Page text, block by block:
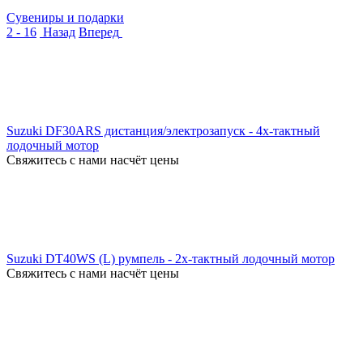
Сувениры и подарки
2 - 16 Назад Вперед
Suzuki DF30ARS дистанция/электрозапуск - 4х-тактный
лодочный мотор
Свяжитесь с нами насчёт цены
Suzuki DT40WS (L) румпель - 2х-тактный лодочный мотор
Свяжитесь с нами насчёт цены